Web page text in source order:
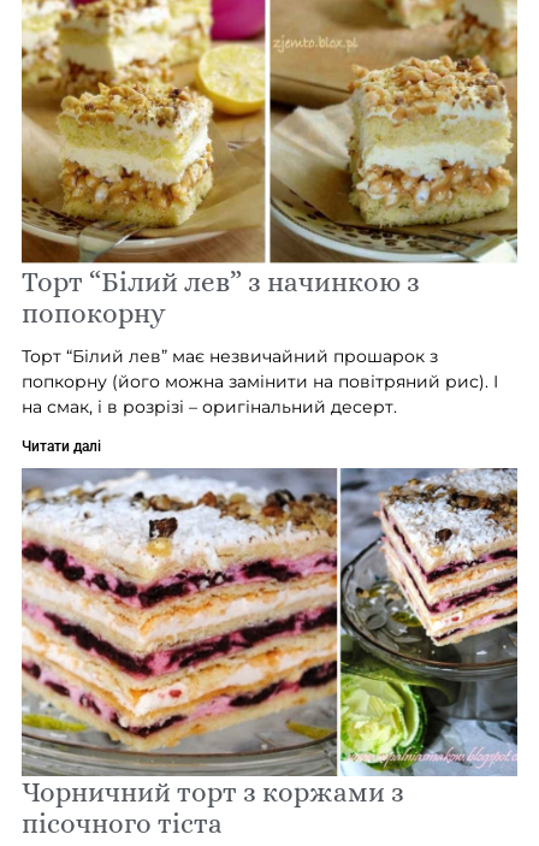
Торт “Білий лев” з начинкою з
попокорну
Торт “Білий лев” має незвичайний прошарок з
попкорну (його можна замінити на повітряний рис). І
на смак, і в розрізі – оригінальний десерт.
Читати далі
Чорничний торт з коржами з
пісочного тіста